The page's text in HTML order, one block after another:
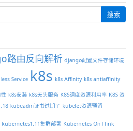
路由反向解析 django配置文件存储环境
Service k8s k8s Affinity k8s antiaffinity
k8s安装 k8s无头服务 K8S调度资源利用率 K8S 资
kubeadm证书过期了 kubelet资源预留
kubernetes1.11集群部署 Kubernetes On Flink